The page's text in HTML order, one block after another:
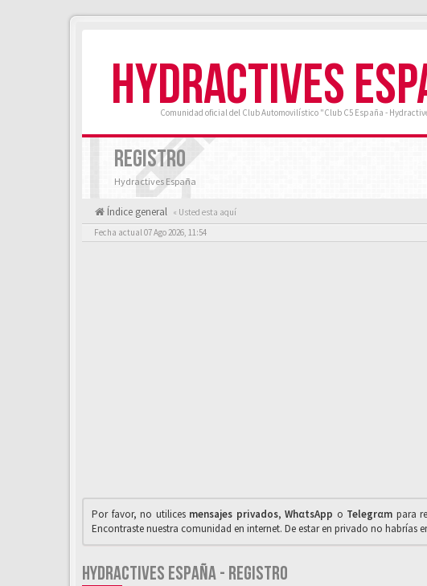
HYDRACTIVES
Comunidad oficial del Club Automovilístico "Club C5 España -
REGISTRO
Hydractives España
Índice general « Usted esta aquí
Fecha actual 07 Ago 2026, 11:54
Por favor, no utilices mensajes privados,WhαtsApp o Telegrαm para
Encontraste nuestra comunidad en internet. De estar en privado no habrías
HYDRACTIVES ESPAÑA - REGISTRO